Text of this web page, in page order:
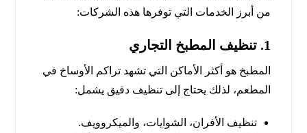
من أبرز الخدمات التي توفرها هذه الشركات:
1. تنظيف المطبخ التجاري
المطبخ هو أكثر الأماكن التي تشهد تراكم الأوساخ في
المطعم، لذلك يحتاج إلى تنظيف دقيق يشمل:
تنظيف الأفران، الشوايات، والميكروويف.